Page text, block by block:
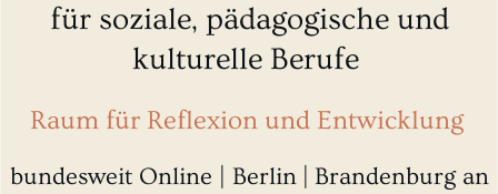
für soziale, pädagogische und
kulturelle Berufe
Raum für Reflexion und Entwicklung
bundesweit Online | Berlin
Brandenburg an